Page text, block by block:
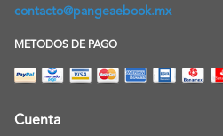
contacto@pangeaebook.mx
METODOS DE PAGO
Cuenta